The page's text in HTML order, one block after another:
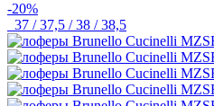
-20%
37 / 37,5 / 38 / 38,5